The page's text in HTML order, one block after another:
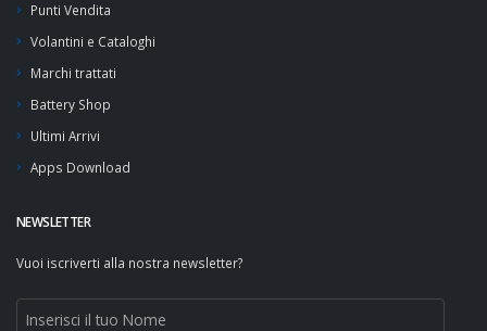
Punti Vendita
Volantini e Cataloghi
Marchi trattati
Battery Shop
Ultimi Arrivi
Apps Download
NEWSLETTER
Vuoi iscriverti alla nostra newsletter?